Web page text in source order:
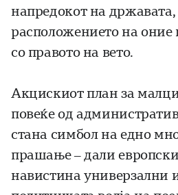
напредокот на државата,
расположението на оние
со правото на вето.
Акцискиот план за
повеќе од
стана симбол на едно
прашање – дали
навистина универзални